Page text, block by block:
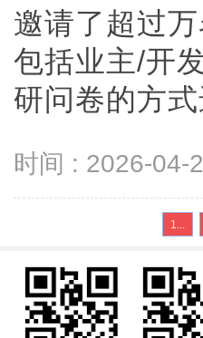
邀请了超过
包括业主/开
研问卷的方
时间 : 2026-04-
1...